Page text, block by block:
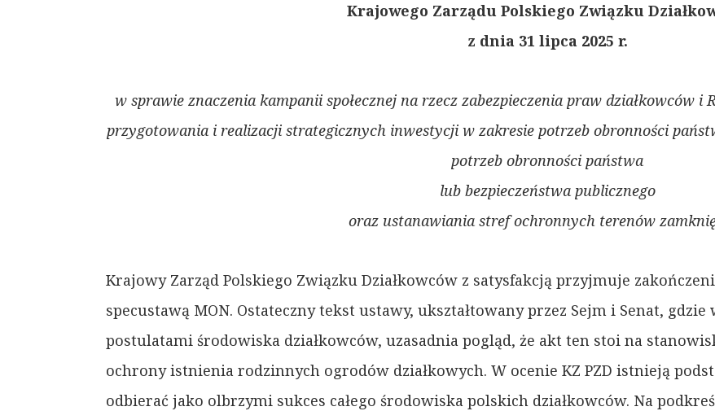
Krajowego Zarządu Polskiego Związku
z dnia 31 lipca 2025 r.
w sprawie znaczenia kampanii społecznej na rzecz zabezpieczenia praw działkowców i
przygotowania i realizacji strategicznych inwestycji w zakresie potrzeb obronności
potrzeb obronności państwa
lub bezpieczeństwa publicznego
oraz ustanawiania stref ochronnych terenów
Krajowy Zarząd Polskiego Związku Działkowców z satysfakcją przyjmuje
specustawą MON. Ostateczny tekst ustawy, ukształtowany przez Sejm i Senat,
postulatami środowiska działkowców, uzasadnia pogląd, że akt ten stoi na
ochrony istnienia rodzinnych ogrodów działkowych. W ocenie KZ PZD istnieją
odbierać jako olbrzymi sukces całego środowiska polskich działkowców. Na